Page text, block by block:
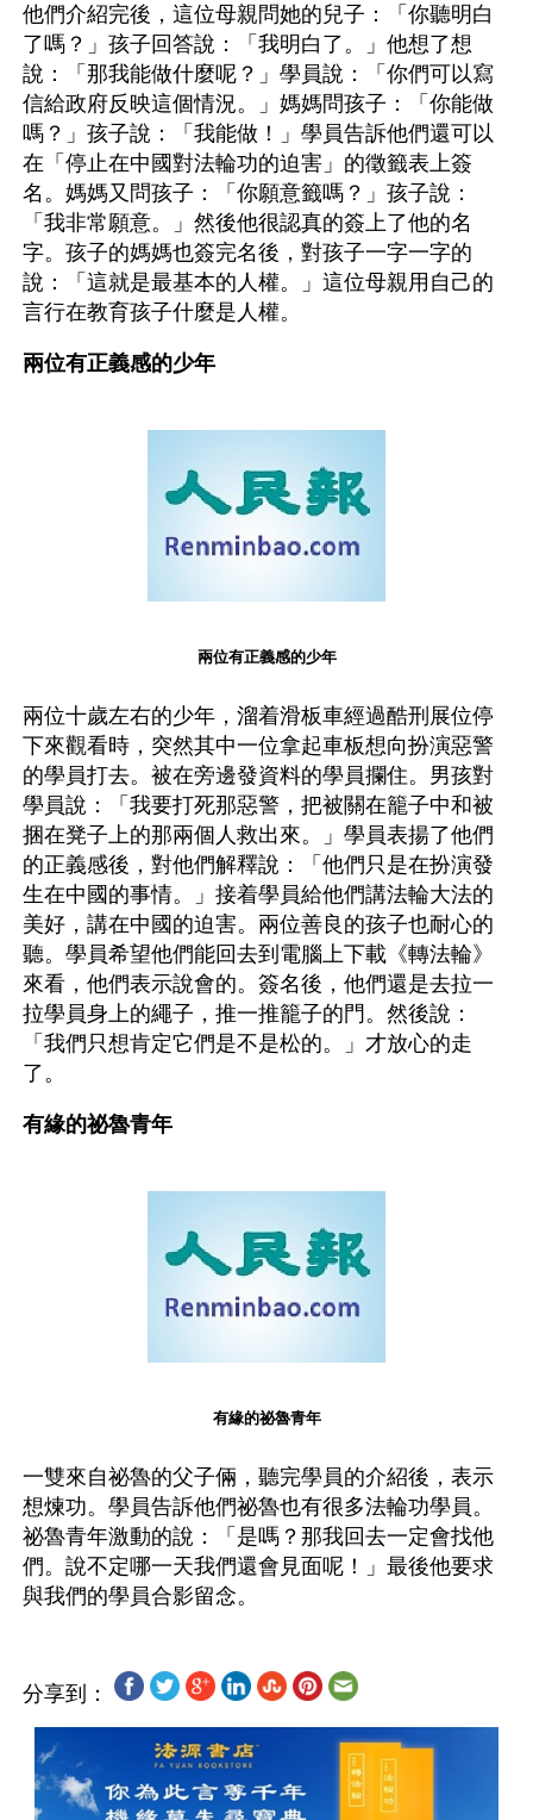
他們介紹完後，這位母親問她的兒子：「你聽明白
了嗎？」孩子回答說：「我明白了。」他想了想
說：「那我能做什麼呢？」學員說：「你們可以寫
信給政府反映這個情況。」媽媽問孩子：「你能做
嗎？」孩子說：「我能做！」學員告訴他們還可以
在「停止在中國對法輪功的迫害」的徵籤表上簽
名。媽媽又問孩子：「你願意籤嗎？」孩子說：
「我非常願意。」然後他很認真的簽上了他的名
字。孩子的媽媽也簽完名後，對孩子一字一字的
說：「這就是最基本的人權。」這位母親用自己的
言行在教育孩子什麼是人權。
兩位有正義感的少年
兩位有正義感的少年
兩位十歲左右的少年，溜着滑板車經過酷刑展位停
下來觀看時，突然其中一位拿起車板想向扮演惡警
的學員打去。被在旁邊發資料的學員攔住。男孩對
學員說：「我要打死那惡警，把被關在籠子中和被
捆在凳子上的那兩個人救出來。」學員表揚了他們
的正義感後，對他們解釋說：「他們只是在扮演發
生在中國的事情。」接着學員給他們講法輪大法的
美好，講在中國的迫害。兩位善良的孩子也耐心的
聽。學員希望他們能回去到電腦上下載《轉法輪》
來看，他們表示說會的。簽名後，他們還是去拉一
拉學員身上的繩子，推一推籠子的門。然後說：
「我們只想肯定它們是不是松的。」才放心的走
了。
有緣的祕魯青年
有緣的祕魯青年
一雙來自祕魯的父子倆，聽完學員的介紹後，表示
想煉功。學員告訴他們祕魯也有很多法輪功學員。
祕魯青年激動的說：「是嗎？那我回去一定會找他
們。說不定哪一天我們還會見面呢！」最後他要求
分享到：